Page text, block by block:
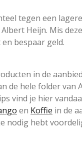
tegen een
Heijn. Mis
bespaar geld.
in de
de hele folder van
vind je hier
en Koffie in de
nodig hebt